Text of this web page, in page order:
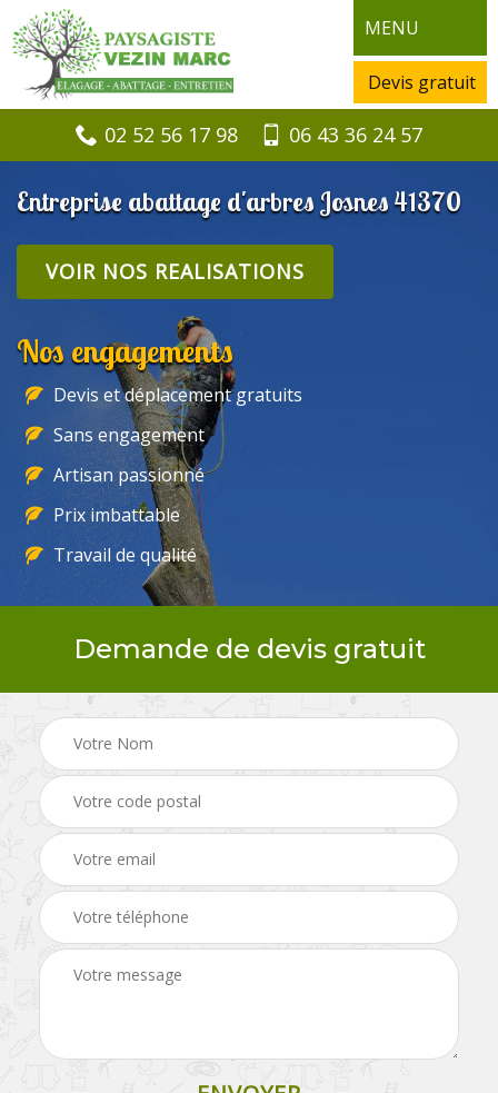
MENU
Devis gratuit
02 52 56 17 98 06 43 36 24 57
Entreprise abattage d'arbres Josnes 41370
VOIR NOS REALISATIONS
Nos engagements
Devis et déplacement gratuits
Sans engagement
Artisan passionné
Prix imbattable
Travail de qualité
Demande de devis gratuit